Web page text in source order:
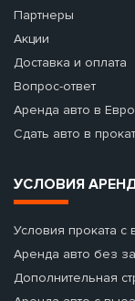
Партнеры
Акции
Доставка и оплата
Вопрос-ответ
Аренда авто в
Сдать авто в прокат
УСЛОВИЯ
Условия проката с
Аренда авто без
Дополнительная